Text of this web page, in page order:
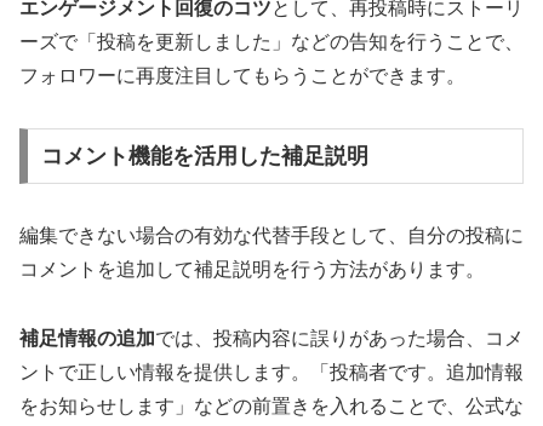
エンゲージメント回復のコツとして、再投稿時にストーリ
ーズで「投稿を更新しました」などの告知を行うことで、
フォロワーに再度注目してもらうことができます。
コメント機能を活用した補足説明
編集できない場合の有効な代替手段として、自分の投稿に
コメントを追加して補足説明を行う方法があります。
補足情報の追加では、投稿内容に誤りがあった場合、コメ
ントで正しい情報を提供します。「投稿者です。追加情報
をお知らせします」などの前置きを入れることで、公式な